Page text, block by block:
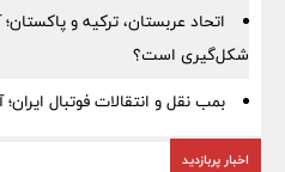
اتحاد عربستان، ترکیه و
شکل‌گیری است؟
بمب نقل‌ و انتقالات فوتبال
اخبار پربازدید